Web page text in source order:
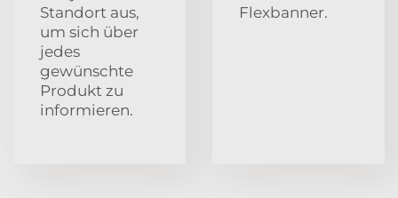
Standort aus,
um sich über
jedes
gewünschte
Produkt zu
informieren.
Flexbanner.